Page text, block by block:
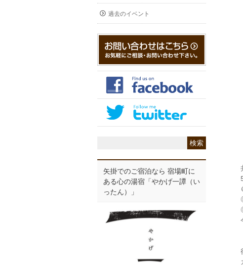
過去のイベント
矢掛でのご宿泊なら 宿場町に
ある心の湯宿「やかげ一譚（い
ったん）」